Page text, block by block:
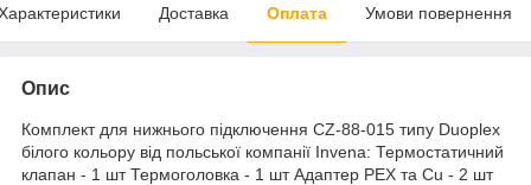
Доставка Оплата Умови повернення
Опис
Комплект для нижнього підключення CZ-88-015 типу Duoplex
білого кольору від польської компанії Invena: Термостатичний
клапан - 1 шт Термоголовка - 1 шт Адаптер PEX та Cu - 2 шт